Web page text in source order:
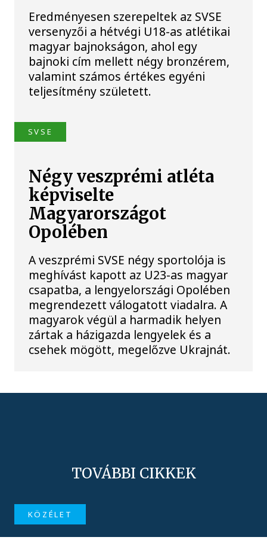
Eredményesen szerepeltek az SVSE
versenyzői a hétvégi U18-as atlétikai
magyar bajnokságon, ahol egy
bajnoki cím mellett négy bronzérem,
valamint számos értékes egyéni
teljesítmény született.
SVSE
Négy veszprémi atléta
képviselte
Magyarországot
Opolében
A veszprémi SVSE négy sportolója is
meghívást kapott az U23-as magyar
csapatba, a lengyelországi Opolében
megrendezett válogatott viadalra. A
magyarok végül a harmadik helyen
zártak a házigazda lengyelek és a
csehek mögött, megelőzve Ukrajnát.
TOVÁBBI CIKKEK
KÖZÉLET